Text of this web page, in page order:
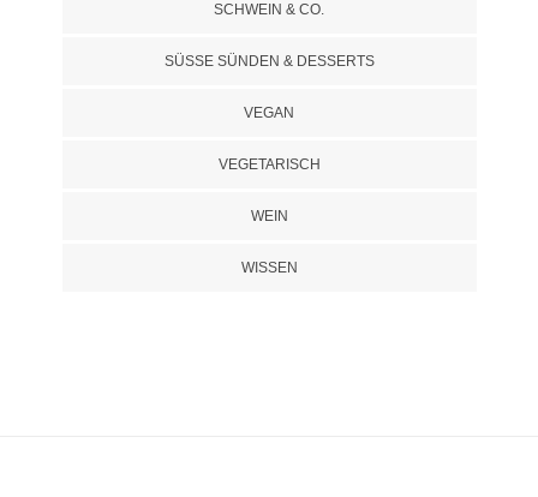
SCHWEIN & CO.
SÜSSE SÜNDEN & DESSERTS
VEGAN
VEGETARISCH
WEIN
WISSEN